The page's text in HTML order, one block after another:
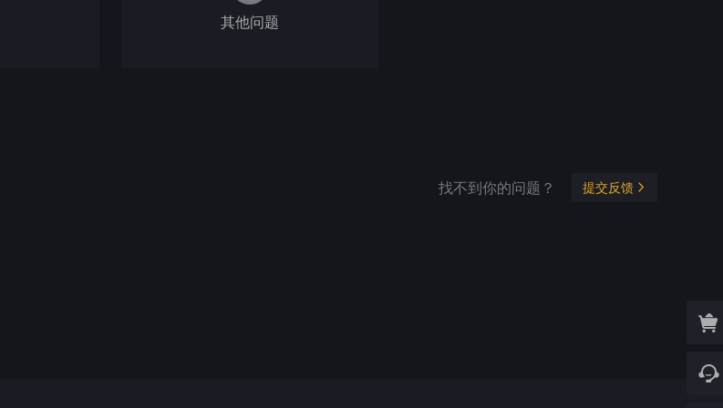
其他问题
找不到你的问题？ 提交反馈